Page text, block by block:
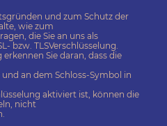
und zum Schutz der
wie zum
die Sie an uns als
bzw. TLSVerschlüsselung.
Sie daran, dass die
und an dem Schloss-Symbol in
aktiviert ist, können die
nicht